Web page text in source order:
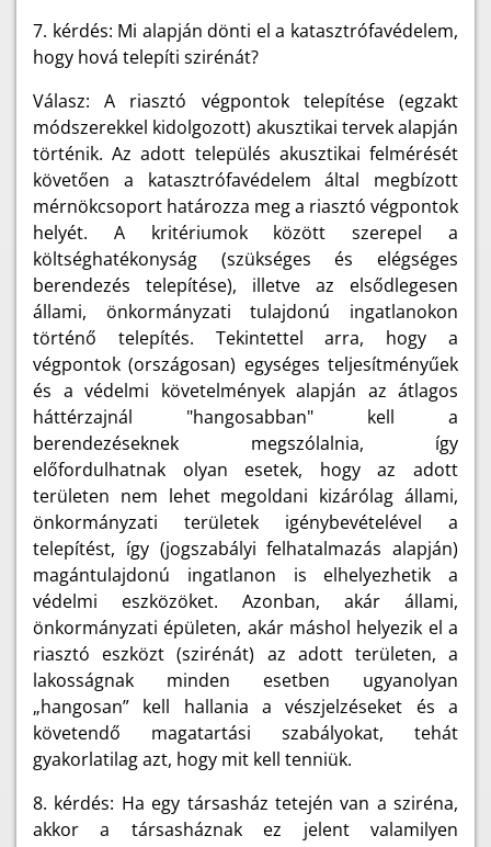
7. kérdés: Mi alapján dönti el a katasztrófavédelem,
hogy hová telepíti szirénát?
Válasz: A riasztó végpontok telepítése (egzakt
módszerekkel kidolgozott) akusztikai tervek alapján
történik. Az adott település akusztikai felmérését
követően a katasztrófavédelem által megbízott
mérnökcsoport határozza meg a riasztó végpontok
helyét. A kritériumok között szerepel a
költséghatékonyság (szükséges és elégséges
berendezés telepítése), illetve az elsődlegesen
állami, önkormányzati tulajdonú ingatlanokon
történő telepítés. Tekintettel arra, hogy a
végpontok (országosan) egységes teljesítményűek
és a védelmi követelmények alapján az átlagos
háttérzajnál "hangosabban" kell a
berendezéseknek megszólalnia, így
előfordulhatnak olyan esetek, hogy az adott
területen nem lehet megoldani kizárólag állami,
önkormányzati területek igénybevételével a
telepítést, így (jogszabályi felhatalmazás alapján)
magántulajdonú ingatlanon is elhelyezhetik a
védelmi eszközöket. Azonban, akár állami,
önkormányzati épületen, akár máshol helyezik el a
riasztó eszközt (szirénát) az adott területen, a
lakosságnak minden esetben ugyanolyan
„hangosan” kell hallania a vészjelzéseket és a
követendő magatartási szabályokat, tehát
gyakorlatilag azt, hogy mit kell tenniük.
8. kérdés: Ha egy társasház tetején van a sziréna,
akkor a társasháznak ez jelent valamilyen